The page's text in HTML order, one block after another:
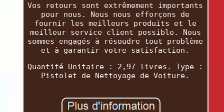
Vos retours sont extrêmement importants
pour nous. Nous nous efforçons de
fournir les meilleurs produits et le
meilleur service client possible. Nous
sommes engagés à résoudre tout problème
et à garantir votre satisfaction.
Quantité Unitaire : 2,97 livres. Type :
Pistolet de Nettoyage de Voiture.